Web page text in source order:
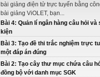
bài giảng điện tử trực tuyến bằng
bài giảng ViOLET, bạn...
Bài 4: Quản lí ngân hàng câu hỏi và
kiện
Bài 3: Tạo đề thi trắc nghiệm trực
một đáp án đúng
Bài 2: Tạo cây thư mục chứa câu
đồng bộ với danh mục SGK